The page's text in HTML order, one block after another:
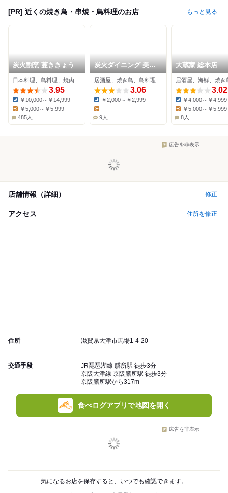
[PR] 近くの焼き鳥・串焼・鳥料理のお店 もっと見る
炭火割烹 蔓ききょう
日本料理、鳥料理、焼肉
3.95
Dinner:
￥10,000～￥14,999
￥5,000～￥5,999
485人
炭火ダイニング 美味
皆快 膳所店
居酒屋、焼き鳥、鳥料理
3.06
Dinner:
￥2,000～￥2,999
Lunch:
-
9人
大蔵家 総本店
居酒屋、海鮮、焼き
3.02
Dinner:
￥4,000～￥4,999
Lunch:
￥5,000～￥5,999
8人
広告を非表示
店舗情報（詳細） 修正
アクセス 住所を修正
住所 滋賀県大津市馬場1-4-20
交通手段
JR琵琶湖線 膳所駅 徒歩3分
京阪大津線 京阪膳所駅 徒歩3分
京阪膳所駅から317m
食べログアプリで地図を開く
広告を非表示
気になるお店を保存すると、いつでも確認できます。